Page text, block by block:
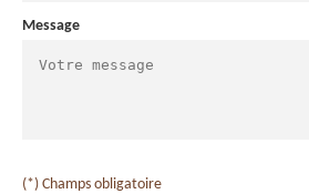
Message
(*) Champs obligatoire